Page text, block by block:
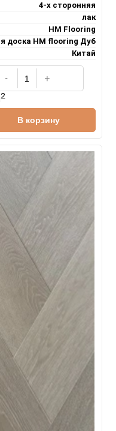
4-х сторонняя
лак
HM Flooring
доска НM flooring Дуб
Китай
2
В корзину